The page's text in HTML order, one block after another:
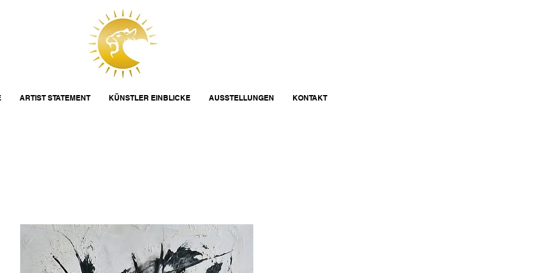
ARTIST STATEMENT KÜNSTLER EINBLICKE AUSSTELLUNGEN KONTAKT